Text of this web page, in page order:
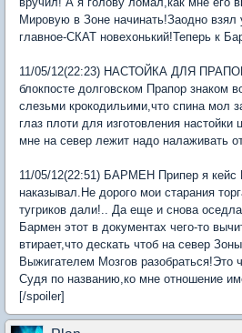
Мировую в Зоне начинать!Заодно взял
главное-СКАТ новехонький!Теперь к
11/05/12(22:23) НАСТОЙКА ДЛЯ
блокпосте долговском Прапор знаком
слезьми крокодильими,что спина мол
глаз плоти для изготовления настойки
мне на север лежит надо налаживать
11/05/12(22:51) БАРМЕН Припер я кейс
наказывал.Не дорого мои старания
тугриков дали!.. Да еще и снова
Бармен этот в документах чего-то
втирает,что дескать чтоб на север
Выжигателем Мозгов разобраться!Это
Судя по названию,ко мне отношение
[/spoiler]